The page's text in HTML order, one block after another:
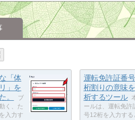
「体
」を
。
ブ
く、た
入力す
運転免許証番
桁割りの意味
析するツール
ールは、運転免許
号12桁を入力する